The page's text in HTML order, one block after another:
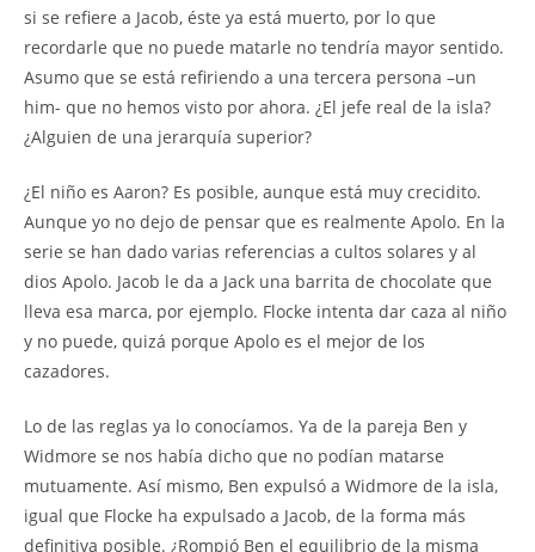
si se refiere a Jacob, éste ya está muerto, por lo que
recordarle que no puede matarle no tendría mayor sentido.
Asumo que se está refiriendo a una tercera persona –un
him- que no hemos visto por ahora. ¿El jefe real de la isla?
¿Alguien de una jerarquía superior?
¿El niño es Aaron? Es posible, aunque está muy crecidito.
Aunque yo no dejo de pensar que es realmente Apolo. En la
serie se han dado varias referencias a cultos solares y al
dios Apolo. Jacob le da a Jack una barrita de chocolate que
lleva esa marca, por ejemplo. Flocke intenta dar caza al niño
y no puede, quizá porque Apolo es el mejor de los
cazadores.
Lo de las reglas ya lo conocíamos. Ya de la pareja Ben y
Widmore se nos había dicho que no podían matarse
mutuamente. Así mismo, Ben expulsó a Widmore de la isla,
igual que Flocke ha expulsado a Jacob, de la forma más
definitiva posible. ¿Rompió Ben el equilibrio de la misma